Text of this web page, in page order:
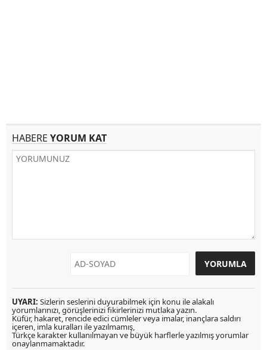
HABERE YORUM KAT
UYARI: Sizlerin seslerini duyurabilmek için konu ile alakalı
yorumlarınızı, görüşlerinizi fikirlerinizi mutlaka yazın.
Küfür, hakaret, rencide edici cümleler veya imalar, inançlara saldırı
içeren, imla kuralları ile yazılmamış,
Türkçe karakter kullanılmayan ve büyük harflerle yazılmış yorumlar
onaylanmamaktadır.